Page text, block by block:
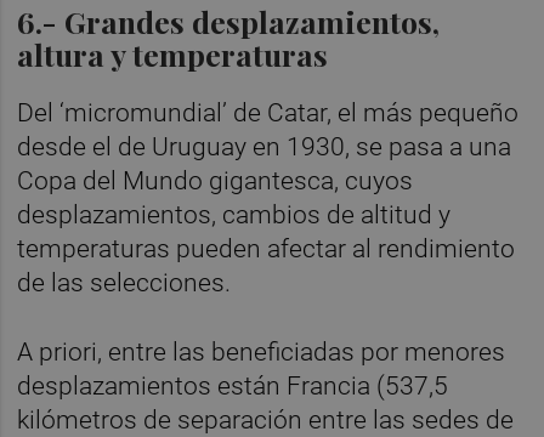
6.- Grandes desplazamientos,
altura y temperaturas
Del ‘micromundial’ de Catar, el más pequeño
desde el de Uruguay en 1930, se pasa a una
Copa del Mundo gigantesca, cuyos
desplazamientos, cambios de altitud y
temperaturas pueden afectar al rendimiento
de las selecciones.
A priori, entre las beneficiadas por menores
desplazamientos están Francia (537,5
kilómetros de separación entre las sedes de